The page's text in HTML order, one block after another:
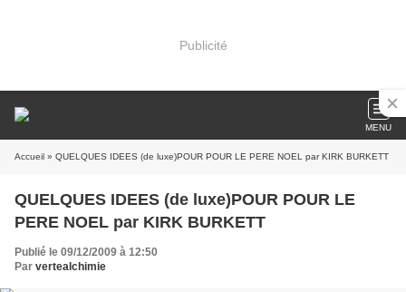
Publicité
MENU
Accueil » QUELQUES IDEES (de luxe)POUR POUR LE PERE NOEL par KIRK BURKETT
QUELQUES IDEES (de luxe)POUR POUR LE
PERE NOEL par KIRK BURKETT
Publié le 09/12/2009 à 12:50
Par vertealchimie